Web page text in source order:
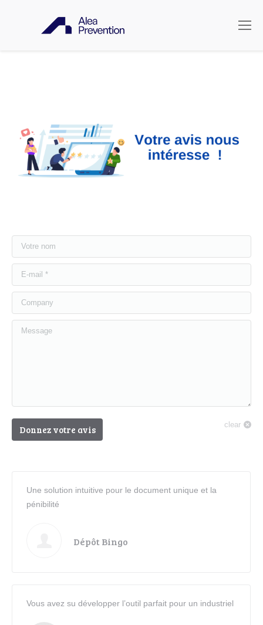
Votre nom
E-mail *
Company
Message
Donnez votre avis clear
Une solution intuitive pour le document unique et la
pénibilité
Dépôt Bingo
Vous avez su développer l’outil parfait pour un industriel